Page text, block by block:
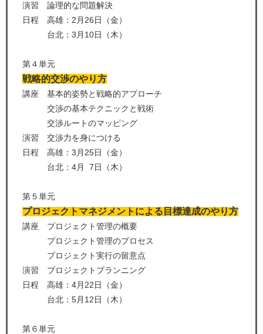
演習 論理的な問題解決
日程 高雄：2月26日（金）
台北：3月10日（木）
第４単元
戦略的交渉のやり方
講座 基本的姿勢と戦略的アプローチ
交渉の基本テクニックと戦術
交渉ルートのマッピング
演習 交渉力を身につける
日程 高雄：3月25日（金）
台北：4月 7日（木）
第５単元
プロジェクトマネジメントによる目標達成のやり方
講座 プロジェクト管理の概要
プロジェクト管理のプロセス
プロジェクト実行の留意点
演習 プロジェクトプランニング
日程 高雄：4月22日（金）
台北：5月12日（木）
第６単元